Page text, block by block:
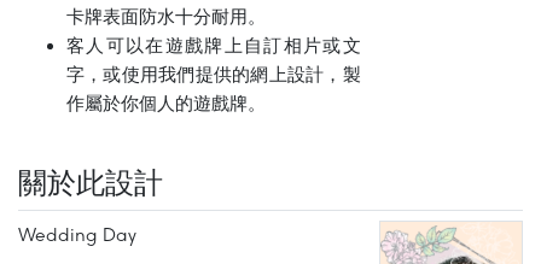
卡牌表面防水十分耐用。
客人可以在遊戲牌上自訂相片或文
字，或使用我們提供的網上設計，製
作屬於你個人的遊戲牌。
關於此設計
Wedding Day